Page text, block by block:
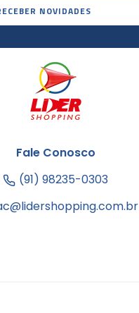
NOVIDADES
Fale Conosco
(91) 98235-0303